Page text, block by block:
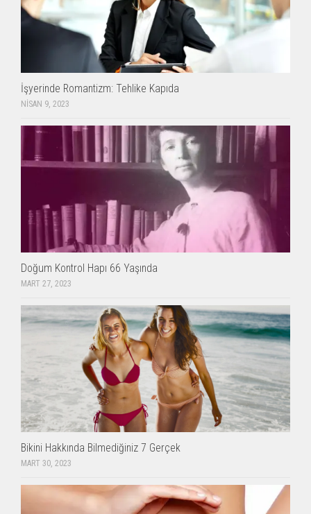
İşyerinde Romantizm: Tehlike Kapıda
NISAN 9, 2023
Doğum Kontrol Hapı 66 Yaşında
MART 27, 2023
Bikini Hakkında Bilmediğiniz 7 Gerçek
MART 30, 2023